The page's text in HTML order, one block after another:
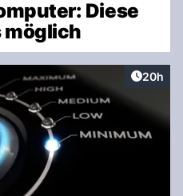
Diese
möglich
Artikel
20h